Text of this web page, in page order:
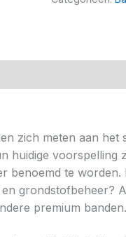
zich meten aan
benoemd te
grondstofbeheer?
premium banden.